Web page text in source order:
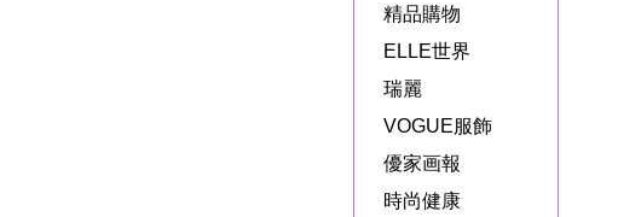
精品購物
ELLE世界
瑞麗
VOGUE服飾
優家画報
時尚健康